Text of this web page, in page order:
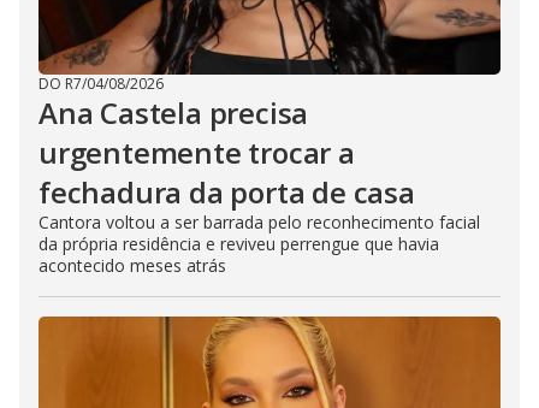
DO R7/04/08/2026
Ana Castela precisa
urgentemente trocar a
fechadura da porta de casa
Cantora voltou a ser barrada pelo reconhecimento facial
da própria residência e reviveu perrengue que havia
acontecido meses atrás